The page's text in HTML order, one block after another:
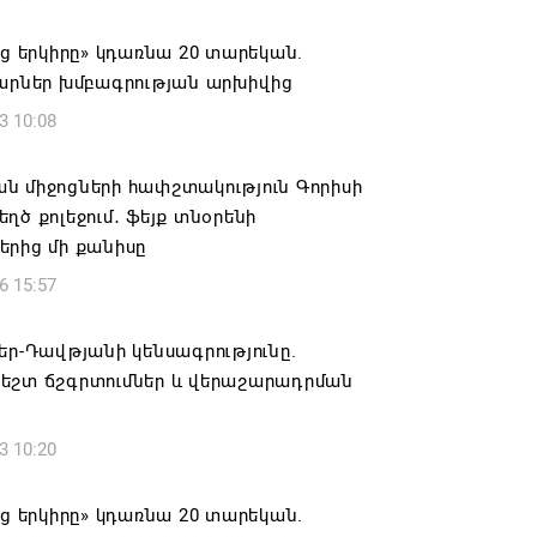
16:21
ղեկավար Գևորգ Փարսյանի
աշխատանքներ՝ գյուղական
16:09
գնացքին
14:32
120 մլն եվրո ներդրում՝
զարգացման համար
երկիրը» կդառնա 20 տարեկան.
խմբագրության արխիվից
10:08
միջոցների հափշտակություն Գորիսի
քոլեջում․ ֆեյք տնօրենի
մի քանիսը
15:57
Դավթյանի կենսագրությունը.
ճշգրտումներ և վերաշարադրման
10:20
երկիրը» կդառնա 20 տարեկան.